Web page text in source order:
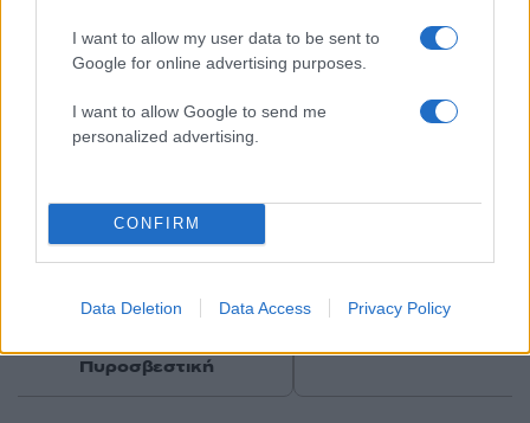
I want to allow my user data to be sent to
Google for online advertising purposes.
I want to allow Google to send me
personalized advertising.
CONFIRM
Data Deletion Data Access Privacy Policy
Αν τα χάσατε
Red Code για φωτιές: Τι
προβλέπει ο χάρτης – Σε
Πυροσβεστική
Μοτζτάμπα Χαμενεΐ
φουντώνουν οι φήμες
το αν βρίσκεται στη